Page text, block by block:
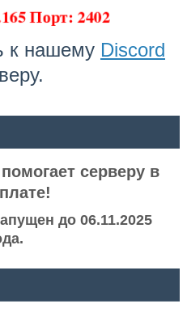
Порт: 2402
к нашему Discord
серверу в
до 06.11.2025